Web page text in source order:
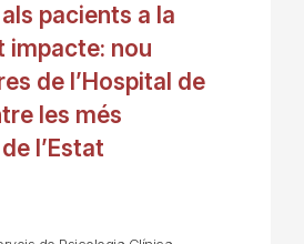
pacients a la
impacte: nou
de l’Hospital de
les més
l’Estat